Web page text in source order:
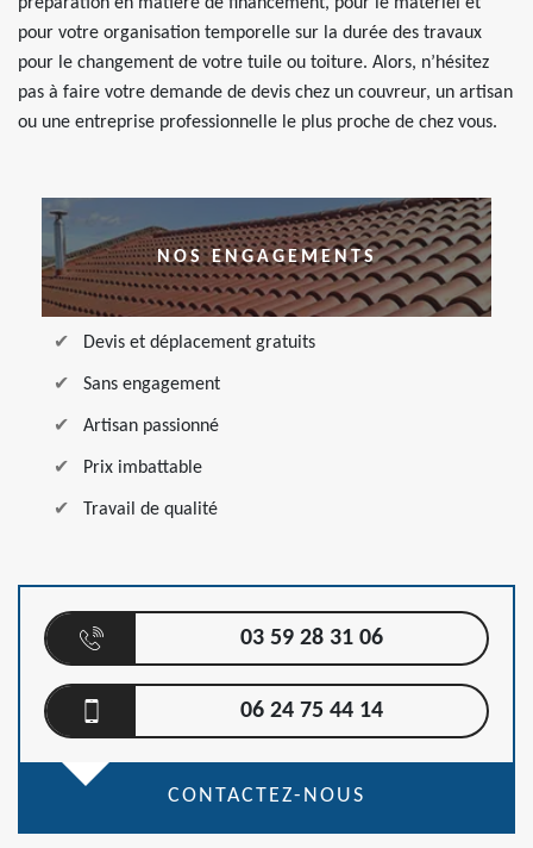
pour votre organisation temporelle sur la durée des travaux
pour le changement de votre tuile ou toiture. Alors, n’hésitez
pas à faire votre demande de devis chez un couvreur, un artisan
ou une entreprise professionnelle le plus proche de chez vous.
NOS ENGAGEMENTS
Devis et déplacement gratuits
Sans engagement
Artisan passionné
Prix imbattable
Travail de qualité
03 59 28 31 06
06 24 75 44 14
CONTACTEZ-NOUS